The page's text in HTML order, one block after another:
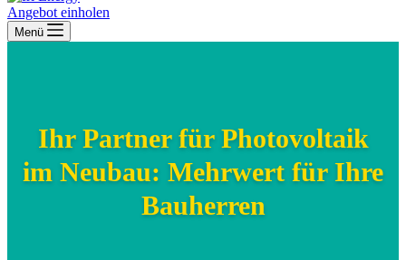
Angebot einholen
Menü
Ihr Partner für Photovoltaik
im Neubau: Mehrwert für Ihre
Bauherren